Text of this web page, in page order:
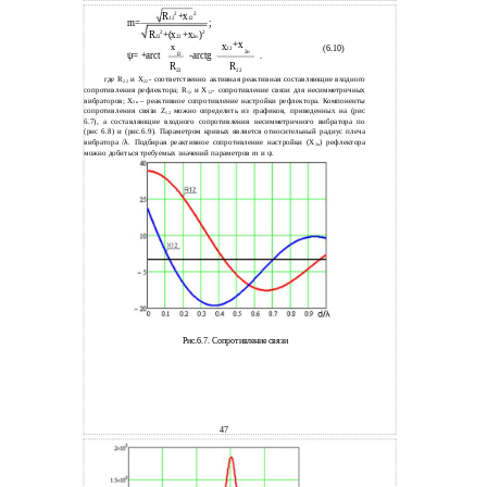
R12
2+x12
2
m=
;
R22
2+(x22+x2н )2
x
12
x22+x
2н (6.10)
ψ= +arct -arctg
.
R22 R22
где R22 и X22 - соответственно активная реактивная составляющие входного
сопротивления рефлектора; R12 и X 12- сопротивление связи для несимметричных
вибраторов; Х2н – реактивное сопротивление настройки рефлектора. Компоненты
сопротивления связи Z12 можно определить из графиков, приведенных на (рис
6.7), а составляющие входного сопротивления несимметричного вибратора по
(рис 6.8) и (рис.6.9). Параметром кривых является относительный радиус плеча
вибратора /λ. Подбирая реактивное сопротивление настройки (Х 2н) рефлектора
можно добиться требуемых значений параметров m и ψ.
Рис.6.7. Сопротивление связи
47